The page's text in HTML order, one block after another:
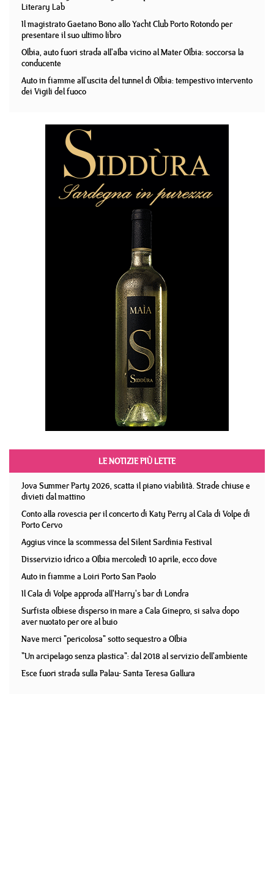
Literary Lab
Il magistrato Gaetano Bono allo Yacht Club Porto Rotondo per
presentare il suo ultimo libro
Olbia, auto fuori strada all'alba vicino al Mater Olbia: soccorsa la
conducente
Auto in fiamme all'uscita del tunnel di Olbia: tempestivo intervento
dei Vigili del fuoco
LE NOTIZIE PIÙ LETTE
Jova Summer Party 2026, scatta il piano viabilità. Strade chiuse e
divieti dal mattino
Conto alla rovescia per il concerto di Katy Perry al Cala di Volpe di
Porto Cervo
Aggius vince la scommessa del Silent Sardinia Festival
Disservizio idrico a Olbia mercoledì 10 aprile, ecco dove
Auto in fiamme a Loiri Porto San Paolo
Il Cala di Volpe approda all'Harry's bar di Londra
Surfista olbiese disperso in mare a Cala Ginepro, si salva dopo
aver nuotato per ore al buio
Nave merci "pericolosa" sotto sequestro a Olbia
"Un arcipelago senza plastica": dal 2018 al servizio dell'ambiente
Esce fuori strada sulla Palau- Santa Teresa Gallura